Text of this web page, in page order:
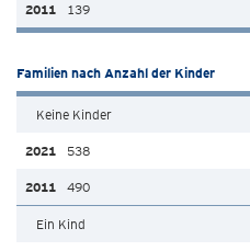
139
Familien nach Anzahl der Kinder
Keine Kinder
538
490
Ein Kind